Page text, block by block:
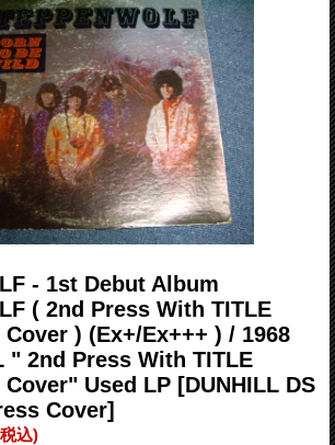
- 1st Debut Album
( 2nd Press With TITLE
) (Ex+/Ex+++ ) / 1968
" 2nd Press With TITLE
Cover" Used LP [DUNHILL DS
Cover]
込)